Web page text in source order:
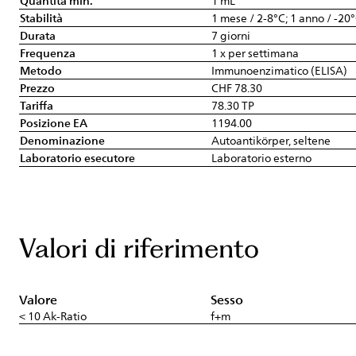
Stabilità
1 mese / 2-8°C; 1 anno / -
Durata
7 giorni
Frequenza
1 x per settimana
Metodo
Immunoenzimatico (ELISA)
Prezzo
CHF 78.30
Tariffa
78.30 TP
Posizione EA
1194.00
Denominazione
Autoantikörper, seltene
Laboratorio esecutore
Laboratorio esterno
Valori di riferimento
Valore Sesso
< 10 Ak-Ratio f+m